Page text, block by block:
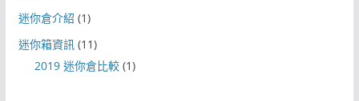
迷你倉介紹 (1)
迷你箱資訊 (11)
2019 迷你倉比較(1)